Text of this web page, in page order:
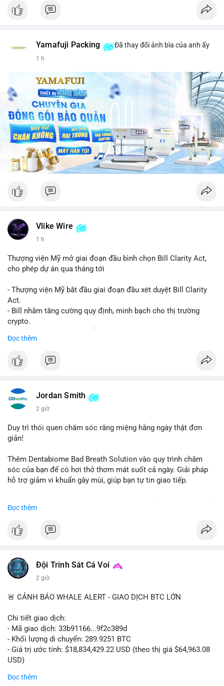
Yamafuji Packing Đã thay đổi ảnh bìa của anh ấy
1 h
Vlike Wire
1 h
Thượng viện Mỹ mở giai đoạn đầu bình chọn Bill Clarity Act,
cho phép dự án qua tháng tới
- Thượng viện Mỹ bắt đầu giai đoạn đầu xét duyệt Bill Clarity
Act.
- Bill nhằm tăng cường quy định, minh bạch cho thị trường
crypto.
- Bill có thể ảnh hưởng pháp lý, hoạt động của các đồng tiền kỹ
$btc $eth
#vlikevn #titanbot
Đọc thêm
Jordan Smith
2 giờ
Duy trì thói quen chăm sóc răng miệng hằng ngày thật đơn
giản!
Thêm Dentabiome Bad Breath Solution vào quy trình chăm
sóc của bạn để có hơi thở thơm mát suốt cả ngày. Giải pháp
hỗ trợ giảm vi khuẩn gây mùi, giúp bạn tự tin giao tiếp.
lớn cho nụ cười khỏe mạnh.
#dentabiome #badbreathsolution
Đọc thêm
Đội Trinh Sát Cá Voi
2 giờ
🚨 CẢNH BÁO WHALE ALERT - GIAO DỊCH BTC LỚN
Chi tiết giao dịch:
- Mã giao dịch: 33b91166...9f2c389d
- Khối lượng di chuyển: 289.9251 BTC
- Giá trị ước tính: $18,834,429.22 USD (theo thị giá $64,963.08
USD)
Đọc thêm